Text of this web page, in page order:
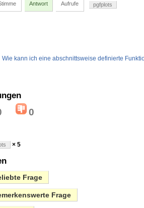
Antwort Aufrufe pgfplots
Wie kann ich eine abschnittsweise definierte
0
× 5
Frage
Frage